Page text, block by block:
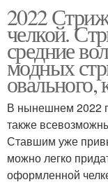
2022
челкой.
средние
модных
овального,
В нынешнем 2022
также
Ставшим уже
можно легко
оформленной